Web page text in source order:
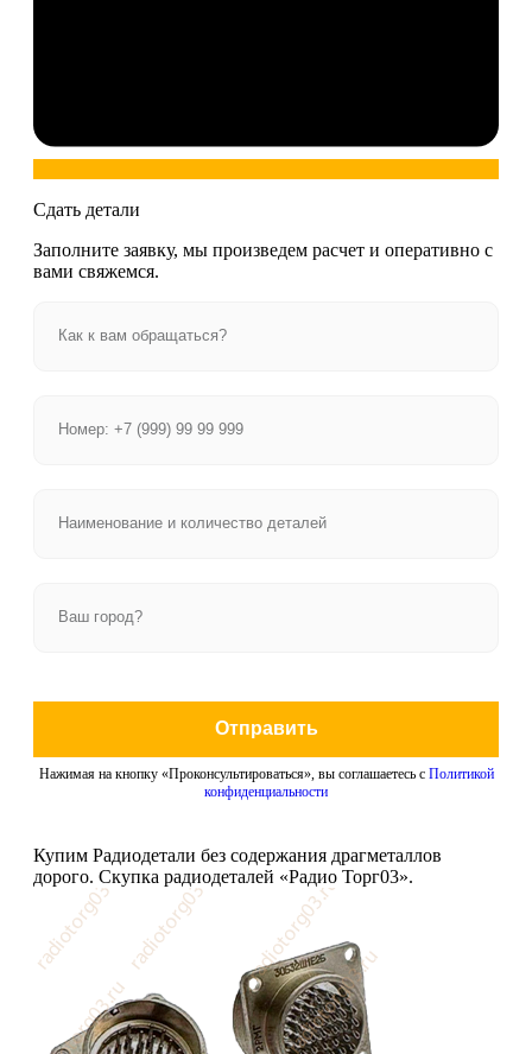
Сдать детали
Заполните заявку, мы произведем расчет и оперативно с
вами свяжемся.
Отправить
Нажимая на кнопку «Проконсультироваться», вы соглашаетесь с Политикой
конфиденциальности
Купим Радиодетали без содержания драгметаллов
дорого. Скупка радиодеталей «Радио Торг03».